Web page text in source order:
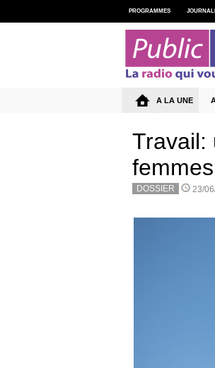
Travail:
femmes
DOSSIER 23/
PROGRAMMES
A LA UNE